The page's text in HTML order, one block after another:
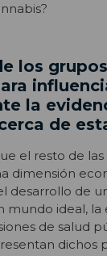
los
la
de
el resto de
dimensión
desarrollo de
mundo ideal, la
de salud
dichos